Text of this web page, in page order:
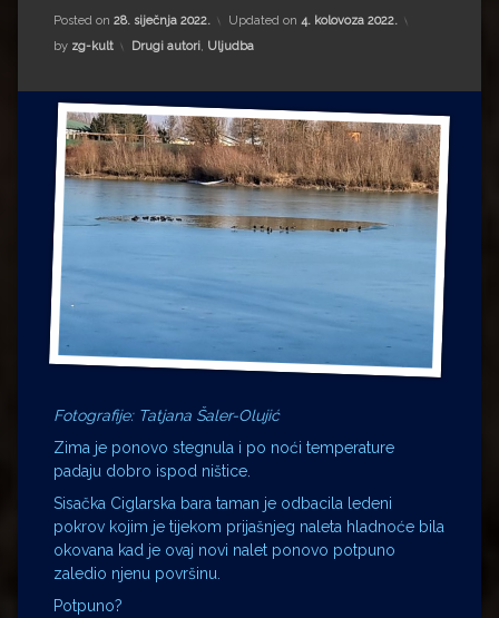
Drugi autori
Drugi autori
Matea Andrić
Ljiljana Lekanić-Kljaić
Željko Krznarić
Mario Lovreković
Miroslav Šantek
Posted on 28. siječnja 2022. Updated on 4. kolovoza 2022.
by zg-kult Kategorije:
Drugi autori, Uljudba
Fotografije: Tatjana Šaler-Olujić
Zima je ponovo stegnula i po noći temperature
padaju dobro ispod ništice.
Sisačka Ciglarska bara taman je odbacila ledeni
pokrov kojim je tijekom prijašnjeg naleta hladnoće bila
okovana kad je ovaj novi nalet ponovo potpuno
zaledio njenu površinu.
Potpuno?